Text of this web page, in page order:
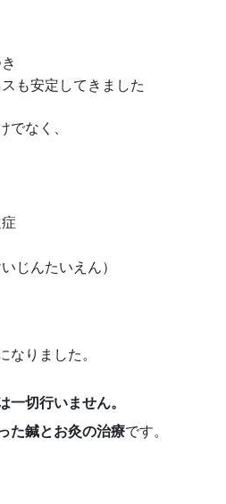
も安定してきました
でなく、
じんたいえん）
なりました。
一切行いません。
た鍼とお灸の治療です。